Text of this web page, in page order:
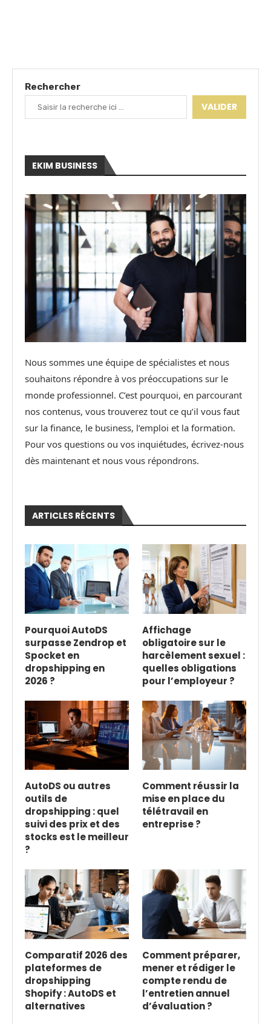
Rechercher
VALIDER
EKIM BUSINESS
Nous sommes une équipe de spécialistes et nous
souhaitons répondre à vos préoccupations sur le
monde professionnel. C’est pourquoi, en parcourant
nos contenus, vous trouverez tout ce qu’il vous faut
sur la finance, le business, l’emploi et la formation.
Pour vos questions ou vos inquiétudes, écrivez-nous
dès maintenant et nous vous répondrons.
ARTICLES RÉCENTS
Pourquoi AutoDS
surpasse Zendrop et
Spocket en
dropshipping en
2026 ?
Affichage
obligatoire sur le
harcèlement sexuel :
quelles obligations
pour l’employeur ?
AutoDS ou autres
outils de
dropshipping : quel
suivi des prix et des
stocks est le meilleur
?
Comment réussir la
mise en place du
télétravail en
entreprise ?
Comparatif 2026 des
plateformes de
dropshipping
Shopify : AutoDS et
alternatives
Comment préparer,
mener et rédiger le
compte rendu de
l’entretien annuel
d’évaluation ?